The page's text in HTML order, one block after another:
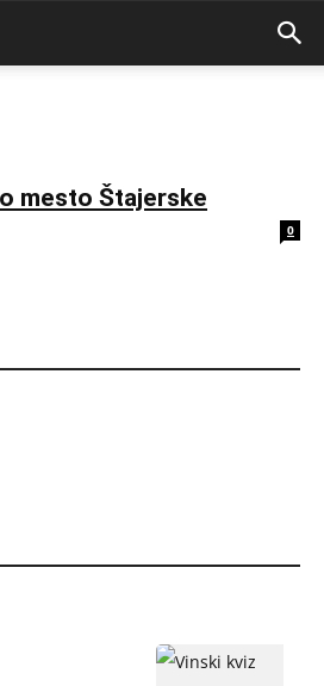
mesto Štajerske
0